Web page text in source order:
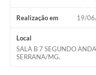
Realização em 19/
Local
SALA B 7 SEGUNDO
SERRANA/MG.